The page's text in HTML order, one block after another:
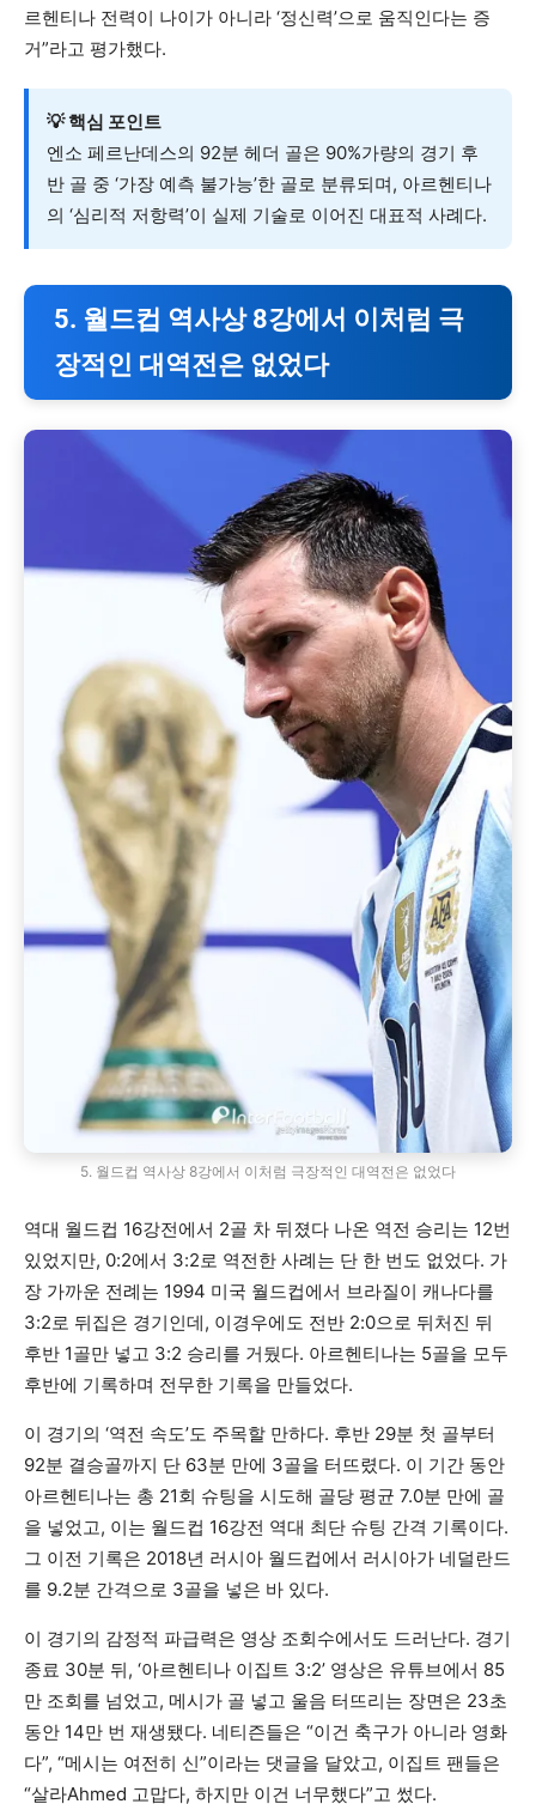
르헨티나 전력이 나이가 아니라 ‘정신력’으로 움직인다는 증
거”라고 평가했다.
💡 핵심 포인트
엔소 페르난데스의 92분 헤더 골은 90%가량의 경기 후
반 골 중 ‘가장 예측 불가능’한 골로 분류되며, 아르헨티나
의 ‘심리적 저항력’이 실제 기술로 이어진 대표적 사례다.
5. 월드컵 역사상 8강에서 이처럼 극
장적인 대역전은 없었다
5. 월드컵 역사상 8강에서 이처럼 극장적인 대역전은 없었다
역대 월드컵 16강전에서 2골 차 뒤졌다 나온 역전 승리는 12번
있었지만, 0:2에서 3:2로 역전한 사례는 단 한 번도 없었다. 가
장 가까운 전례는 1994 미국 월드컵에서 브라질이 캐나다를
3:2로 뒤집은 경기인데, 이경우에도 전반 2:0으로 뒤처진 뒤
후반 1골만 넣고 3:2 승리를 거뒀다. 아르헨티나는 5골을 모두
후반에 기록하며 전무한 기록을 만들었다.
이 경기의 ‘역전 속도’도 주목할 만하다. 후반 29분 첫 골부터
92분 결승골까지 단 63분 만에 3골을 터뜨렸다. 이 기간 동안
아르헨티나는 총 21회 슈팅을 시도해 골당 평균 7.0분 만에 골
을 넣었고, 이는 월드컵 16강전 역대 최단 슈팅 간격 기록이다.
그 이전 기록은 2018년 러시아 월드컵에서 러시아가 네덜란드
를 9.2분 간격으로 3골을 넣은 바 있다.
이 경기의 감정적 파급력은 영상 조회수에서도 드러난다. 경기
종료 30분 뒤, ‘아르헨티나 이집트 3:2’ 영상은 유튜브에서 85
만 조회를 넘었고, 메시가 골 넣고 울음 터뜨리는 장면은 23초
동안 14만 번 재생됐다. 네티즌들은 “이건 축구가 아니라 영화
다”, “메시는 여전히 신”이라는 댓글을 달았고, 이집트 팬들은
“살라Ahmed 고맙다, 하지만 이건 너무했다”고 썼다.